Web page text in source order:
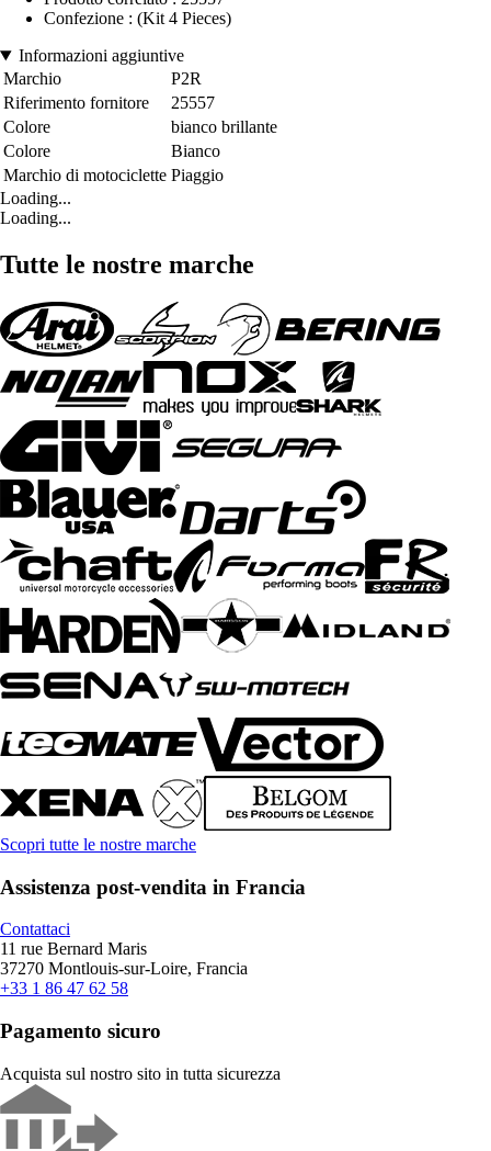
Confezione : (Kit 4 Pieces)
Informazioni aggiuntive
Marchio
P2R
Riferimento fornitore
25557
Colore
bianco brillante
Colore
Bianco
Marchio di motociclette Piaggio
Loading...
Loading...
Tutte le nostre marche
Scopri tutte le nostre marche
Assistenza post-vendita in Francia
Contattaci
11 rue Bernard Maris
37270 Montlouis-sur-Loire, Francia
+33 1 86 47 62 58
Pagamento sicuro
Acquista sul nostro sito in tutta sicurezza